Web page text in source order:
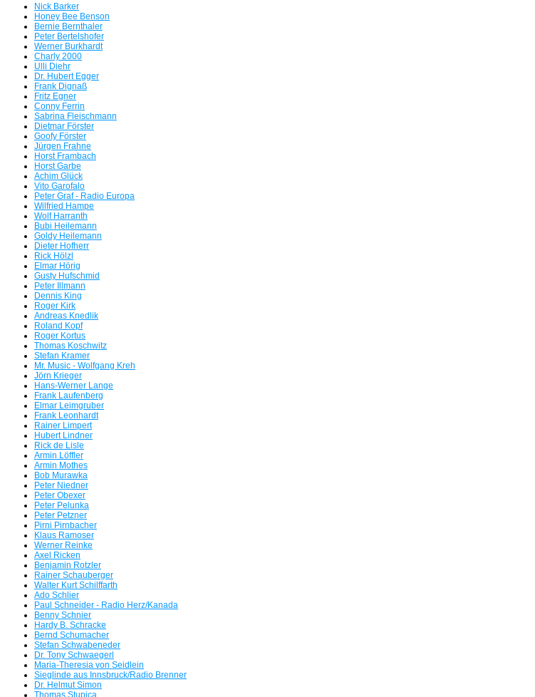
Nick Barker
Honey Bee Benson
Bernie Bernthaler
Peter Bertelshofer
Werner Burkhardt
Charly 2000
Ulli Diehr
Dr. Hubert Egger
Frank Dignaß
Fritz Egner
Conny Ferrin
Sabrina Fleischmann
Dietmar Förster
Goofy Förster
Jürgen Frahne
Horst Frambach
Horst Garbe
Achim Glück
Vito Garofalo
Peter Graf - Radio Europa
Wilfried Hampe
Wolf Harranth
Bubi Heilemann
Goldy Heilemann
Dieter Hofherr
Rick Hölzl
Elmar Hörig
Gusty Hufschmid
Peter Illmann
Dennis King
Roger Kirk
Andreas Knedlik
Roland Kopf
Roger Kortus
Thomas Koschwitz
Stefan Kramer
Mr. Music - Wolfgang Kreh
Jörn Krieger
Hans-Werner Lange
Frank Laufenberg
Elmar Leimgruber
Frank Leonhardt
Rainer Limpert
Hubert Lindner
Rick de Lisle
Armin Löffler
Armin Mothes
Bob Murawka
Peter Niedner
Peter Obexer
Peter Pelunka
Peter Petzner
Pirni Pirnbacher
Klaus Ramoser
Werner Reinke
Axel Ricken
Benjamin Rotzler
Rainer Schauberger
Walter Kurt Schilffarth
Ado Schlier
Paul Schneider - Radio Herz/Kanada
Benny Schnier
Hardy B. Schracke
Bernd Schumacher
Stefan Schwabeneder
Dr. Tony Schwaegerl
Maria-Theresia von Seidlein
Sieglinde aus Innsbruck/Radio Brenner
Dr. Helmut Simon
Thomas Stupica